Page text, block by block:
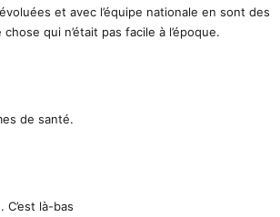
et avec l’équipe nationale en sont des
qui n’était pas facile à l’époque.
de santé.
C’est là-bas